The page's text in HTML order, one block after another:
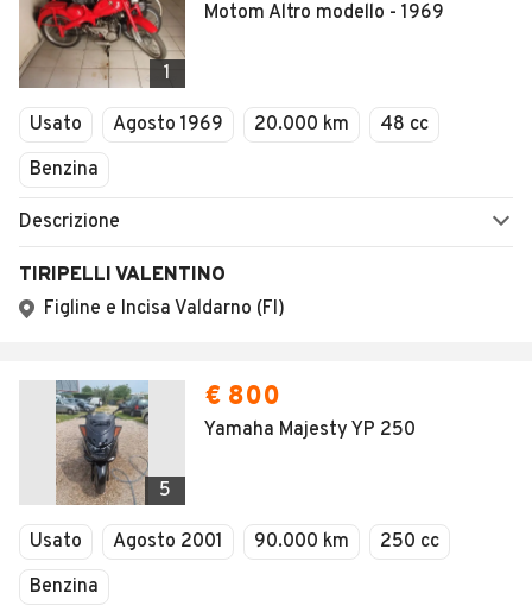
1
Motom Altro modello - 1969
Usato Agosto 1969 20.000 km
48 cc
Benzina
Descrizione
TIRIPELLI VALENTINO
Figline e Incisa Valdarno (FI)
5
€ 800
Yamaha Majesty YP 250
Usato Agosto 2001 90.000 km
250 cc
Benzina